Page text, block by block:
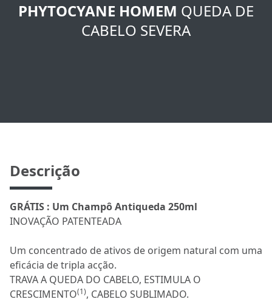
PHYTOCYANE HOMEM QUEDA DE
CABELO SEVERA
Descrição
GRÁTIS : Um Champô Antiqueda 250ml
INOVAÇÃO PATENTEADA
Um concentrado de ativos de origem natural com uma
eficácia de tripla acção.
TRAVA A QUEDA DO CABELO, ESTIMULA O
CRESCIMENTO(1), CABELO SUBLIMADO.